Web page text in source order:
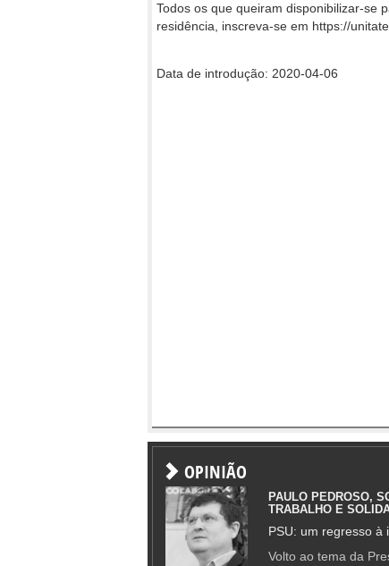
Todos os que queiram disponibilizar-se
residência, inscreva-se em https://
Data de introdução: 2020-04-06
OPINIÃO
PAULO PEDROSO,
TRABALHO E
PSU: um regresso à
Volto ao tema da